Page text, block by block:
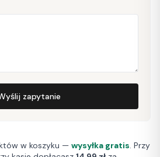
zapytanie
w koszyku — wysyłka gratis. Przy